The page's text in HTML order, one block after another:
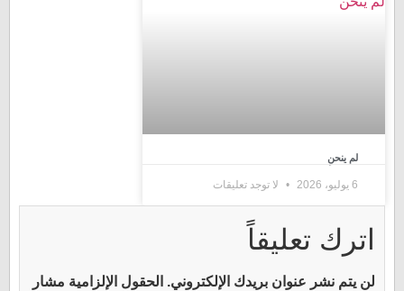
لم ينحنِ
6 يوليو، 2026 لا توجد تعليقات
اترك تعليقاً
لن يتم نشر عنوان بريدك الإلكتروني. الحقول الإلزامية مشار